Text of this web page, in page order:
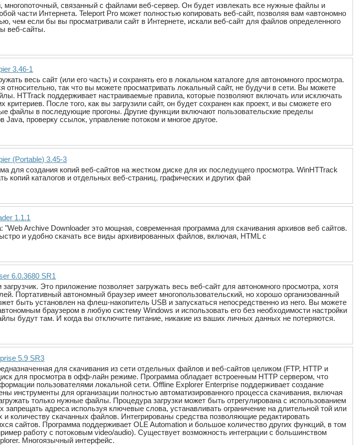
многопоточный, связанный с файлами веб-сервер. Он будет извлекать все нужные файлы и
части Интернета. Teleport Pro может полностью копировать веб-сайт, позволяя вам «автономно
чем если бы вы просматривали сайт в Интернете, искали веб-сайт для файлов определенного
веб-сайты.
3.46-1
весь сайт (или его часть) и сохранять его в локальном каталоге для автономного просмотра.
относительно, так что вы можете просматривать локальный сайт, не будучи в сети. Вы можете
HTTrack поддерживает настраиваемые правила, которые позволяют включать или исключать
После того, как вы загрузили сайт, он будет сохранен как проект, и вы сможете его
файлы в последующие прогоны. Другие функции включают пользовательские пределы
проверку ссылок, управление потоком и многое другое.
(Portable) 3.45-3
для создания копий веб-сайтов на жестком диске для их последущего просмотра. WinHTTrack
копий каталогов и отдельных веб-страниц, графических и других фай
1.1.1
Archive Downloader это мощная, современная программа для скачивания архивов веб сайтов.
и удобно скачать все виды архивированных файлов, включая, HTML с
6.0.3680 SR1
Это приложение позволяет загружать весь веб-сайт для автономного просмотра, хотя
Портативный автономный браузер имеет многопользовательский, но хорошо организованный
быть установлен на флеш-накопитель USB и запускаться непосредственно из него. Вы можете
браузером в любую систему Windows и использовать его без необходимости настройки
будут там. И когда вы отключите питание, никакие из ваших личных данных не потеряются.
5.9 SR3
для скачивания из сети отдельных файлов и веб-сайтов целиком (FTP, HTTP и
для просмотра в офф-лайн режиме. Программа обладает встроенным HTTP сервером, что
пользователями локальной сети. Offline Explorer Enterprise поддерживает создание
инструменты для организации полностью автоматизированного процесса скачивания, включая
только нужные файлы. Процедура загрузки может быть отрегулирована с использованием
запрещать адреса используя ключевые слова, устанавливать ограничение на длительной той или
и количеству скачанных файлов. Интегрированы средства позволяющие редактировать
сайтов. Программа поддерживает OLE Automation и большое количество других функций, в том
работу с потоковым video/audio). Существует возможность интеграции с большинством
Многоязычный интерфейс.